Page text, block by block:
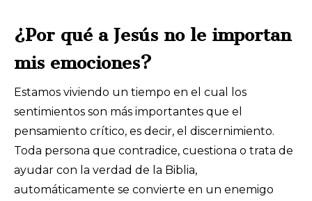
¿Por qué a Jesús no le importan
mis emociones?
Estamos viviendo un tiempo en el cual los
sentimientos son más importantes que el
pensamiento crítico, es decir, el discernimiento.
Toda persona que contradice, cuestiona o trata de
ayudar con la verdad de la Biblia,
automáticamente se convierte en un enemigo